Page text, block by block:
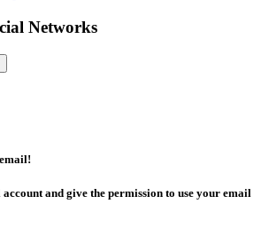
Networks
and give the permission to use your email